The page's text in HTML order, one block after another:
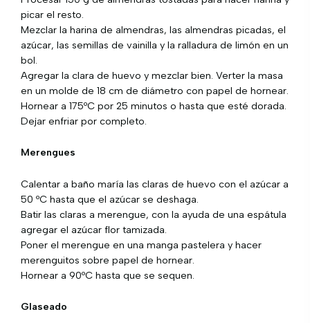
picar el resto.
Mezclar la harina de almendras, las almendras picadas, el
azúcar, las semillas de vainilla y la ralladura de limón en un
bol.
Agregar la clara de huevo y mezclar bien. Verter la masa
en un molde de 18 cm de diámetro con papel de hornear.
Hornear a 175ºC por 25 minutos o hasta que esté dorada.
Dejar enfriar por completo.
Merengues
Calentar a baño maría las claras de huevo con el azúcar a
50 ºC hasta que el azúcar se deshaga.
Batir las claras a merengue, con la ayuda de una espátula
agregar el azúcar flor tamizada.
Poner el merengue en una manga pastelera y hacer
merenguitos sobre papel de hornear.
Hornear a 90ºC hasta que se sequen.
Glaseado